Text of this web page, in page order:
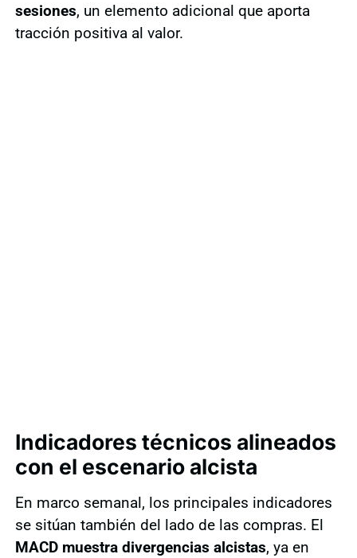
sesiones, un elemento adicional que aporta
tracción positiva al valor.
Indicadores técnicos alineados
con el escenario alcista
En marco semanal, los principales indicadores
se sitúan también del lado de las compras. El
MACD muestra divergencias alcistas, ya en